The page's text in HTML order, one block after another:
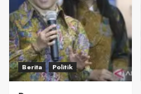
Berita Politik